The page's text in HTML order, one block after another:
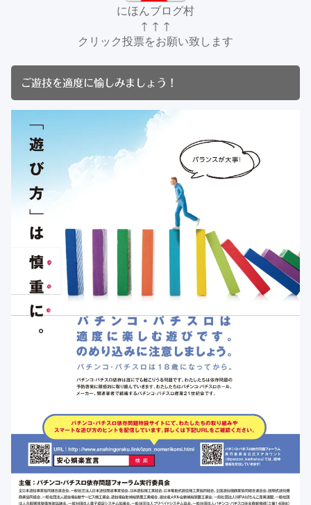
にほんブログ村
↑ ↑ ↑
クリック投票をお願い致します
ご遊技を適度に愉しみましょう！